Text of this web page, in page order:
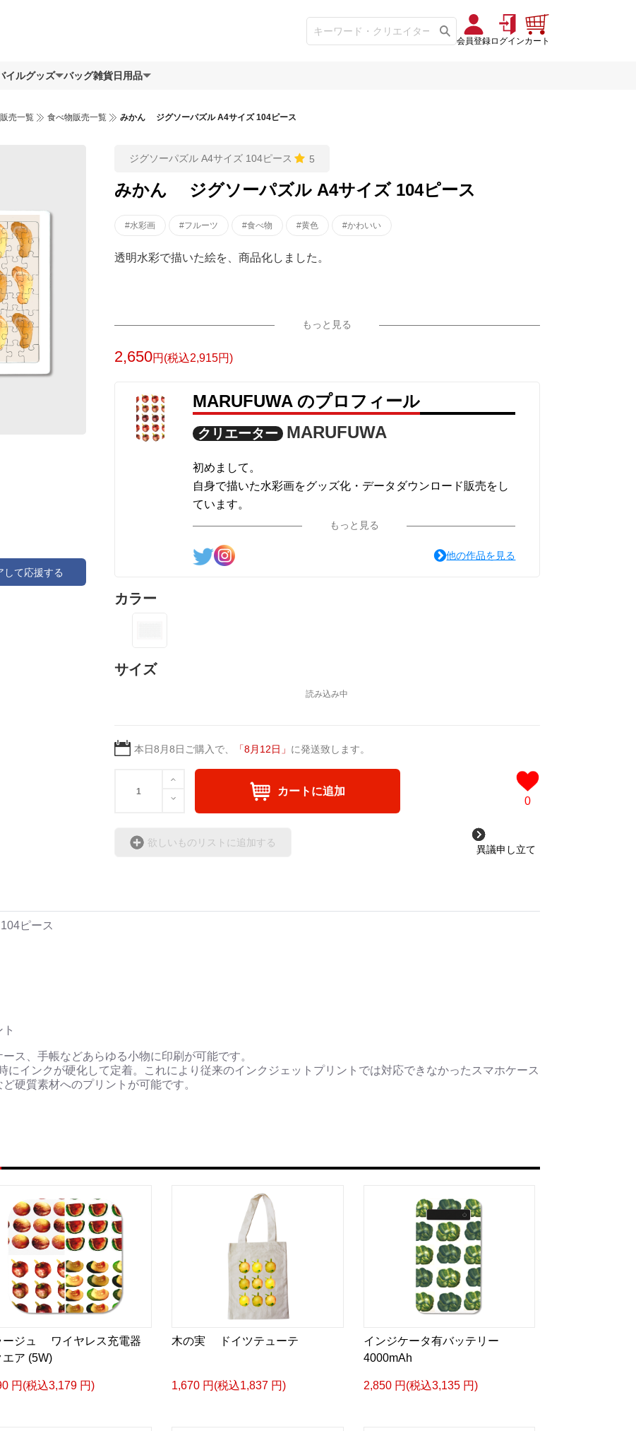
会員登録ログインカート
イルグッズ バッグ雑貨日用品
売一覧 食べ物販売一覧 みかん ジグソーパズル A4サイズ 104ピース
して応援する
ジグソーパズル A4サイズ 104ピース 5
みかん ジグソーパズル A4サイズ 104ピース
#水彩画 #フルーツ #食べ物 #黄色 #かわいい
透明水彩で描いた絵を、商品化しました。
もっと見る
2,650円(税込2,915円)
MARUFUWA のプロフィール
クリエーター MARUFUWA
初めまして。
自身で描いた水彩画をグッズ化・データダウンロード販売をし
ています。
もっと見る
他の作品を見る
カラー
サイズ
本日8月8日 ご購入で、 「8月12日 」 に発送致します。
カートに追加
0
欲しいものリストに追加する
異議申し立て
ピース
ス、手帳などあらゆる小物に印刷が可能です。
にインクが硬化して定着。これにより従来のインクジェットプリントでは対応できなかったスマホケース
硬質素材へのプリントが可能です。
ージュ ワイヤレス充電器
エア (5W)
円(税込3,179 円)
木の実 ドイツテューテ
1,670 円(税込1,837 円)
インジケータ有バッテリー
4000mAh
2,850 円(税込3,135 円)